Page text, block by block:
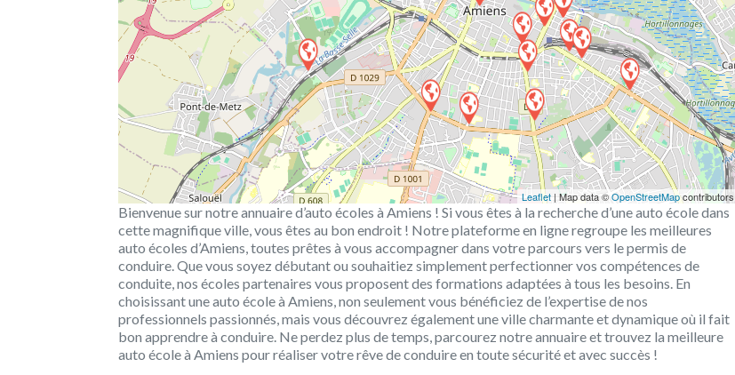
Leaflet | Map data ©OpenStreetMapcontributors
Bienvenue sur notre annuaire d’auto écoles à Amiens ! Si vous êtes à la recherche d’une auto école dans
cette magnifique ville, vous êtes au bon endroit ! Notre plateforme en ligne regroupe les meilleures
auto écoles d’Amiens, toutes prêtes à vous accompagner dans votre parcours vers le permis de
conduire. Que vous soyez débutant ou souhaitiez simplement perfectionner vos compétences de
conduite, nos écoles partenaires vous proposent des formations adaptées à tous les besoins. En
choisissant une auto école à Amiens, non seulement vous bénéficiez de l’expertise de nos
professionnels passionnés, mais vous découvrez également une ville charmante et dynamique où il fait
bon apprendre à conduire. Ne perdez plus de temps, parcourez notre annuaire et trouvez la meilleure
auto école à Amiens pour réaliser votre rêve de conduire en toute sécurité et avec succès !